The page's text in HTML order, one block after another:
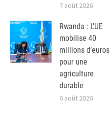
7 août 2026
Rwanda : L’UE
mobilise 40
millions d’euros
pour une
agriculture
durable
6 août 2026